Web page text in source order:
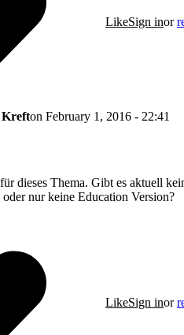
LikeSign inor
Krefton February 1, 2016 - 22:41
dieses Thema. Gibt es aktuell
nur keine Education Version?
LikeSign inor